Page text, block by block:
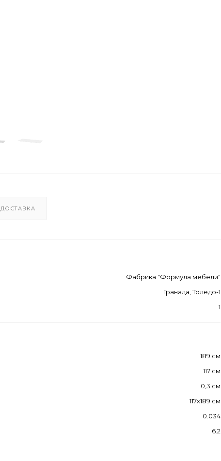
ДОСТАВКА
Фабрика "Формула мебели"
Гранада, Толедо-1
1
189 см
117 см
0,3 см
117х189 см
0.034
6.2